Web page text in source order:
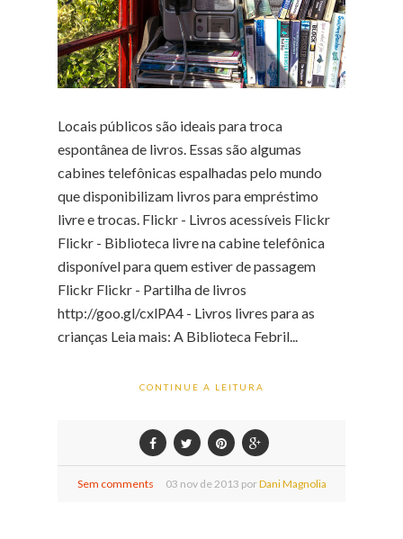
Locais públicos são ideais para troca
espontânea de livros. Essas são algumas
cabines telefônicas espalhadas pelo mundo
que disponibilizam livros para empréstimo
livre e trocas. Flickr - Livros acessíveis Flickr
Flickr - Biblioteca livre na cabine telefônica
disponível para quem estiver de passagem
Flickr Flickr - Partilha de livros
http://goo.gl/cxlPA4 - Livros livres para as
crianças Leia mais: A Biblioteca Febril...
CONTINUE A LEITURA
Sem comments 03 nov de2013 porDani Magnolia